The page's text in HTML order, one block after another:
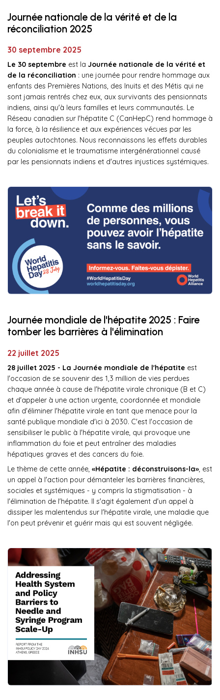
Journée nationale de la vérité et de la
réconciliation 2025
30 septembre 2025
Le 30 septembre est la Journée nationale de la vérité et
de la réconciliation : une journée pour rendre hommage aux
enfants des Premières Nations, des Inuits et des Métis qui ne
sont jamais rentrés chez eux, aux survivants des pensionnats
indiens, ainsi qu'à leurs familles et leurs communautés. Le
Réseau canadien sur l'hépatite C (CanHepC) rend hommage à
la force, à la résilience et aux expériences vécues par les
peuples autochtones. Nous reconnaissons les effets durables
du colonialisme et le traumatisme intergénérationnel causé
par les pensionnats indiens et d'autres injustices systémiques.
Journée mondiale de l'hépatite 2025 : Faire
tomber les barrières à l'élimination
22 juillet 2025
28 juillet 2025 - La Journée mondiale de l'hépatite est
l'occasion de se souvenir des 1,3 million de vies perdues
chaque année à cause de l'hépatite virale chronique (B et C)
et d'appeler à une action urgente, coordonnée et mondiale
afin d'éliminer l'hépatite virale en tant que menace pour la
santé publique mondiale d'ici à 2030. C'est l'occasion de
sensibiliser le public à l'hépatite virale, qui provoque une
inflammation du foie et peut entraîner des maladies
hépatiques graves et des cancers du foie.
Le thème de cette année, «Hépatite : déconstruisons-la», est
un appel à l'action pour démanteler les barrières financières,
sociales et systémiques - y compris la stigmatisation - à
l'élimination de l'hépatite. Il s'agit également d'un appel à
dissiper les malentendus sur l'hépatite virale, une maladie que
l'on peut prévenir et guérir mais qui est souvent négligée.